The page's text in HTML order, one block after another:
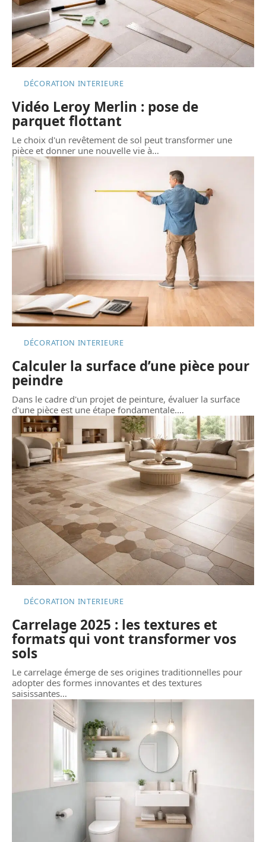
DÉCORATION INTERIEURE
Vidéo Leroy Merlin : pose de
parquet flottant
Le choix d'un revêtement de sol peut transformer une
pièce et donner une nouvelle vie à…
DÉCORATION INTERIEURE
Calculer la surface d’une pièce pour
peindre
Dans le cadre d'un projet de peinture, évaluer la surface
d'une pièce est une étape fondamentale.…
DÉCORATION INTERIEURE
Carrelage 2025 : les textures et
formats qui vont transformer vos
sols
Le carrelage émerge de ses origines traditionnelles pour
adopter des formes innovantes et des textures
saisissantes…